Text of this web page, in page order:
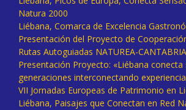
Natura 2000
Liébana, Comarca de Excelencia
Presentación del Proyecto de
Rutas Autoguiadas NATUREA-
Presentación Proyecto: «Liébana conecta
generaciones interconectando
VII Jornadas Europeas de Patrimonio en
Liébana, Paisajes que Conectan en Red